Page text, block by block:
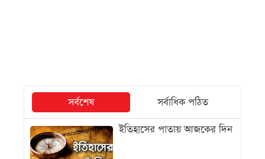
সর্বশেষ
সর্বাধিক পঠিত
ইতিহাসের পাতায় আজকের দিন